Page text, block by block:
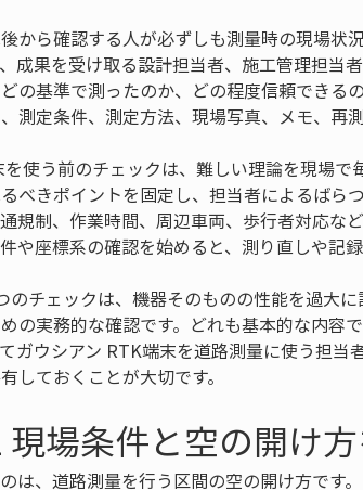
から確認する人が必ずしも測量時の現場状
成果を受け取る設計担当者、施工管理担当
の基準で測ったのか、どの程度信頼できる
測定条件、測定方法、現場写真、メモ、再
使う前のチェックは、難しい理論を現場
べきポイントを固定し、担当者によるばら
規制、作業時間、周辺車両、歩行者対応な
や座標系の確認を始めると、測り直しや記
のチェックは、機器そのものの性能を過大
の実務的な確認です。どれも基本的な内容
ガウシアン RTK端末を道路測量に使う担当
しておくことが大切です。
場条件と空の開け
は、道路測量を行う区間の空の開け方です